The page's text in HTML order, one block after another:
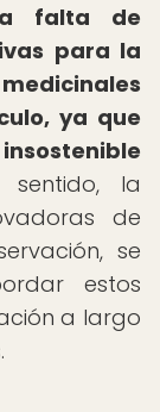
falta de
para la
ya que
la
de
se
estos
a largo